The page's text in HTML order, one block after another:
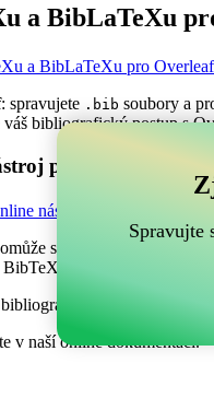
a BibLaTeXu
a BibLaTeXu pro
: spravujete .bib soubory a
bibliografický postup s
pro správu
nástroj pro správu
spravovat vaše
aktuální ve vašem
a citací v různých
v naší online dokumentaci.
Spravujte